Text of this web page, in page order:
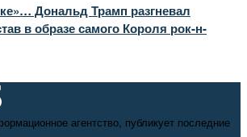
Дональд Трамп разгневал
в образе самого Короля рок-н-
агентство, публикует последние